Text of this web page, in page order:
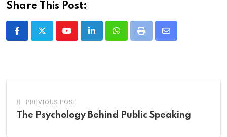
Share This Post:
YoutubeLinkedInWhatsappPrint
Share
PREVIOUS POST
The Psychology Behind Public Speaking